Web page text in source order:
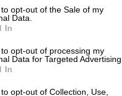
opt-out of the Sale of my
Data.
In
opt-out of processing my
Data for Targeted Advertising.
In
opt-out of Collection, Use,
οι καλοκαιρινές
δυσκολεύουν
τις συνθήκες,
εργαζόμενοι να
σε νοσοκομεία που